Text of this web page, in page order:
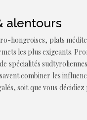
alentours
hongroises, plats
les plus exigeants.
spécialités
combiner les
soit que vous